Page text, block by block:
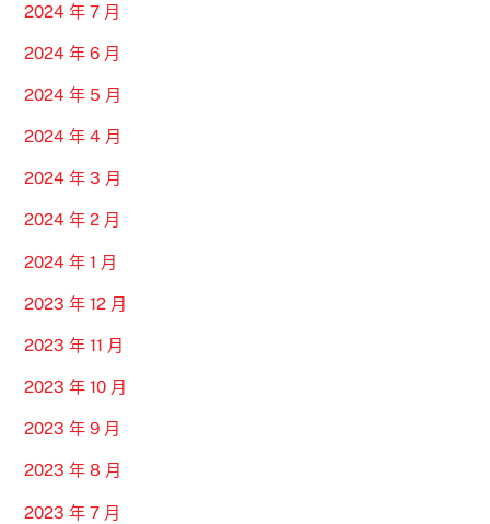
2024 年 7 月
2024 年 6 月
2024 年 5 月
2024 年 4 月
2024 年 3 月
2024 年 2 月
2024 年 1 月
2023 年 12 月
2023 年 11 月
2023 年 10 月
2023 年 9 月
2023 年 8 月
2023 年 7 月